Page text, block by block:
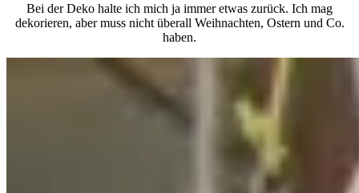
Bei der Deko halte ich mich ja immer etwas zurück. Ich mag
dekorieren, aber muss nicht überall Weihnachten, Ostern und Co.
haben.